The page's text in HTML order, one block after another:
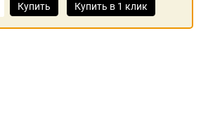
Купить Купить в 1 клик